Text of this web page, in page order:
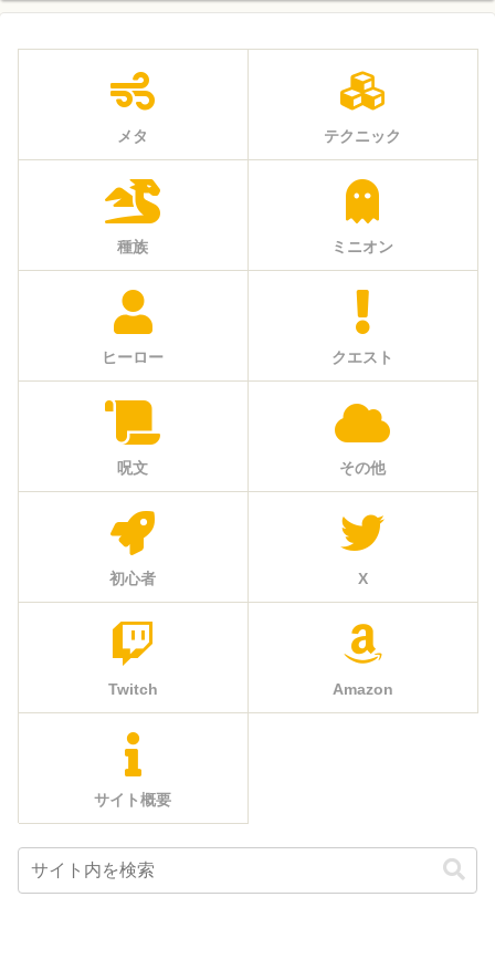
メタ テクニック
種族 ミニオン
ヒーロー クエスト
呪文 その他
初心者 X
Twitch Amazon
サイト概要